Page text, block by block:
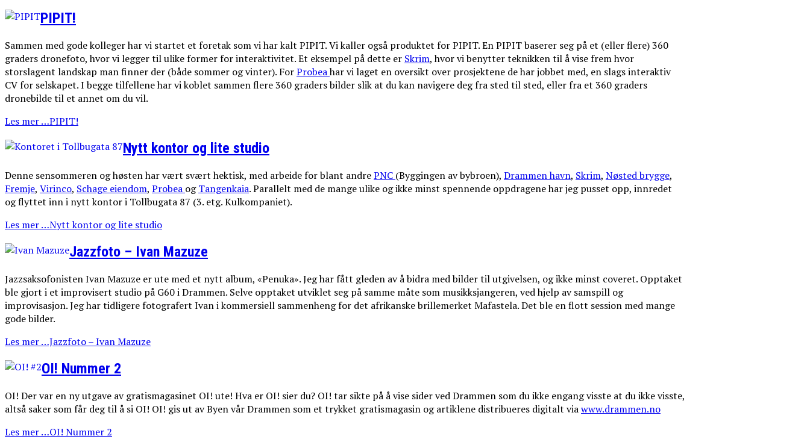
PIPIT!
Sammen med gode kolleger har vi startet et foretak som vi har kalt PIPIT. Vi kaller også produktet for PIPIT. En PIPIT baserer seg på et (eller flere) 360
graders dronefoto, hvor vi legger til ulike former for interaktivitet. Et eksempel på dette er Skrim, hvor vi benytter teknikken til å vise frem hvor
storslagent landskap man finner der (både sommer og vinter). ForProbeahar vi laget en oversikt over prosjektene de har jobbet med, en slags interaktiv
CV for selskapet. I begge tilfellene har vi koblet sammen flere 360 graders bilder slik at du kan navigere deg fra sted til sted, eller fra et 360 graders
dronebilde til et annet om du vil.
Les mer …PIPIT!
Nytt kontor og lite studio
Denne sensommeren og høsten har vært svært hektisk, med arbeide for blant andrePNC (Byggingen av bybroen), Drammen havn, Skrim, Nøsted brygge,
Fremje, Virinco, Schage eiendom, Probea ogTangenkaia. Parallelt med de mange ulike og ikke minst spennende oppdragene har jeg pusset opp, innredet
og flyttet inn i nytt kontor i Tollbugata 87 (3. etg. Kulkompaniet).
Les mer …Nytt kontor og lite studio
Jazzfoto – Ivan Mazuze
Jazzsaksofonisten Ivan Mazuze er ute med et nytt album, «Penuka». Jeg har fått gleden av å bidra med bilder til utgivelsen, og ikke minst coveret. Opptaket
ble gjort i et improvisert studio på G60 i Drammen. Selve opptaket utviklet seg på samme måte som musikksjangeren, ved hjelp av samspill og
improvisasjon. Jeg har tidligere fotografert Ivan i kommersiell sammenheng for det afrikanske brillemerket Mafastela. Det ble en flott session med mange
gode bilder.
Les mer …Jazzfoto – Ivan Mazuze
OI! Nummer 2
OI! Der var en ny utgave av gratismagasinet OI! ute! Hva er OI! sier du? OI! tar sikte på å vise sider ved Drammen som du ikke engang visste at du ikke visste,
altså saker som får deg til å si OI! OI! gis ut av Byen vår Drammen som et trykket gratismagasin og artiklene distribueres digitalt viawww.drammen.no
Les mer …OI! Nummer 2